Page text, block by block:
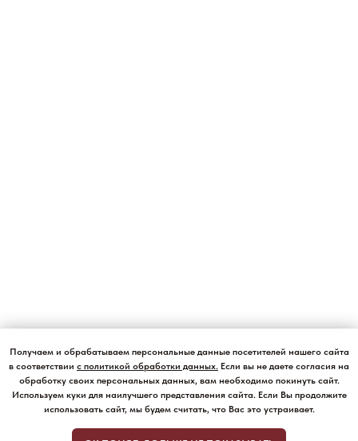
Получаем и обрабатываем персональные данные посетителей нашего сайта
в соответствии с политикой обработки данных. Если вы не даете согласия на
обработку своих персональных данных, вам необходимо покинуть сайт.
Используем куки для наилучшего представления сайта. Если Вы продолжите
использовать сайт, мы будем считать, что Вас это устраивает.